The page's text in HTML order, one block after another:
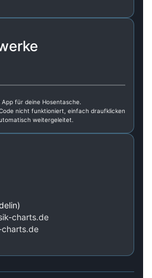
für deine Hosentasche.
nicht funktioniert, einfach draufklicken
weitergeleitet.
charts.de